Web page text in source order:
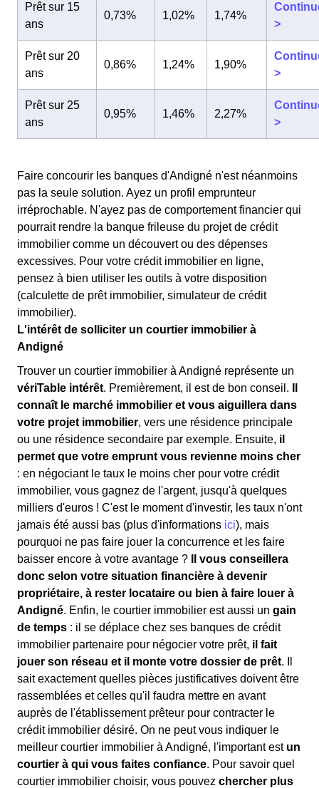
Prêt sur 15
ans
0,73% 1,02% 1,74%
>
Prêt sur 20
ans
0,86% 1,24% 1,90%
>
Prêt sur 25
ans
0,95% 1,46% 2,27%
>
Faire concourir les banques d'Andigné n'est néanmoins
pas la seule solution. Ayez un profil emprunteur
irréprochable. N'ayez pas de comportement financier qui
pourrait rendre la banque frileuse du projet de crédit
immobilier comme un découvert ou des dépenses
excessives. Pour votre crédit immobilier en ligne,
pensez à bien utiliser les outils à votre disposition
(calculette de prêt immobilier, simulateur de crédit
immobilier).
L'intérêt de solliciter un courtier immobilier à
Andigné
Trouver un courtier immobilier à Andigné représente un
vériTable intérêt. Premièrement, il est de bon conseil.
connaît le marché immobilier et vous aiguillera dans
votre projet immobilier, vers une résidence principale
ou une résidence secondaire par exemple. Ensuite, il
permet que votre emprunt vous revienne moins cher
: en négociant le taux le moins cher pour votre crédit
immobilier, vous gagnez de l'argent, jusqu'à quelques
milliers d'euros ! C'est le moment d'investir, les taux n'ont
jamais été aussi bas (plus d'informations ici), mais
pourquoi ne pas faire jouer la concurrence et les faire
baisser encore à votre avantage ?
Il vous conseillera
donc selon votre situation financière à devenir
propriétaire, à rester locataire ou bien à faire louer à
Andigné. Enfin, le courtier immobilier est aussi un gain
de temps : il se déplace chez ses banques de crédit
immobilier partenaire pour négocier votre prêt, il fait
jouer son réseau et il monte votre dossier de prêt. Il
sait exactement quelles pièces justificatives doivent être
rassemblées et celles qu'il faudra mettre en avant
auprès de l'établissement prêteur pour contracter le
crédit immobilier désiré. On ne peut vous indiquer le
meilleur courtier immobilier à Andigné, l'important est un
courtier à qui vous faites confiance. Pour savoir quel
courtier immobilier choisir, vous pouvez chercher plus